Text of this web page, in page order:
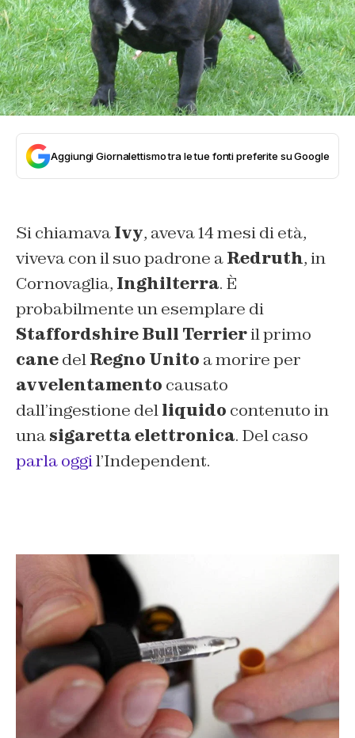
Aggiungi Giornalettismo tra le tue fonti preferite su Google
Si chiamavaIvy, aveva 14 mesi di età,
viveva con il suo padrone aRedruth, in
Cornovaglia, Inghilterra. È
probabilmente un esemplare di
Staffordshire Bull Terrieril primo
canedelRegno Unito a morire per
avvelentamento causato
dall’ingestione delliquido contenuto in
unasigaretta elettronica. Del caso
parla oggil’Independent.